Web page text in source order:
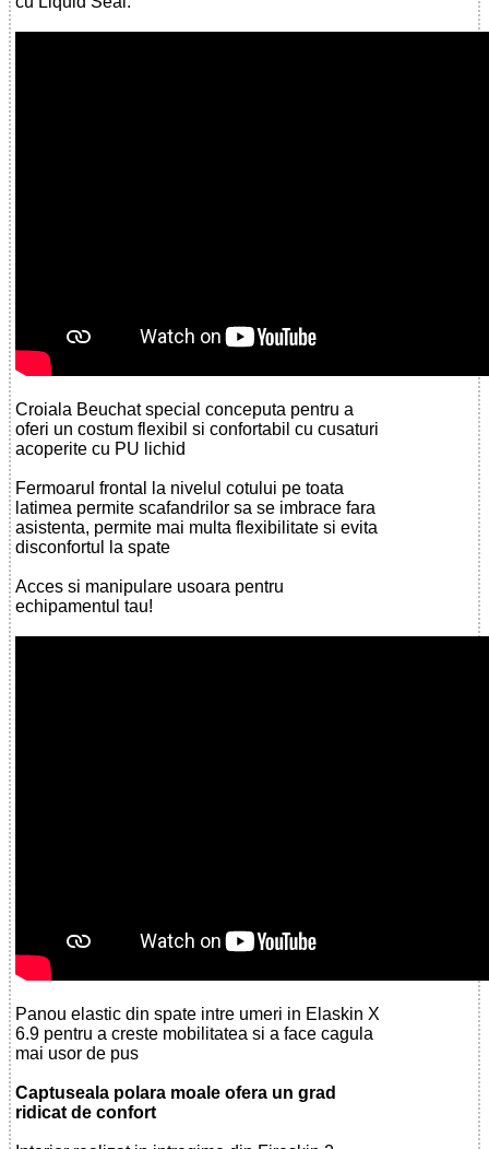
Croiala Beuchat special conceputa pentru a
oferi un costum flexibil si confortabil cu cusaturi
acoperite cu PU lichid
Fermoarul frontal la nivelul cotului pe toata
latimea permite scafandrilor sa se imbrace fara
asistenta, permite mai multa flexibilitate si evita
disconfortul la spate
Acces si manipulare usoara pentru
echipamentul tau!
Panou elastic din spate intre umeri in Elaskin X
6.9 pentru a creste mobilitatea si a face cagula
mai usor de pus
Captuseala polara moale ofera un grad
ridicat de confort